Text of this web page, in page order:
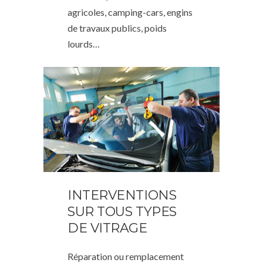
agricoles, camping-cars, engins
de travaux publics, poids
lourds…
INTERVENTIONS
SUR TOUS TYPES
DE VITRAGE
Réparation ou remplacement